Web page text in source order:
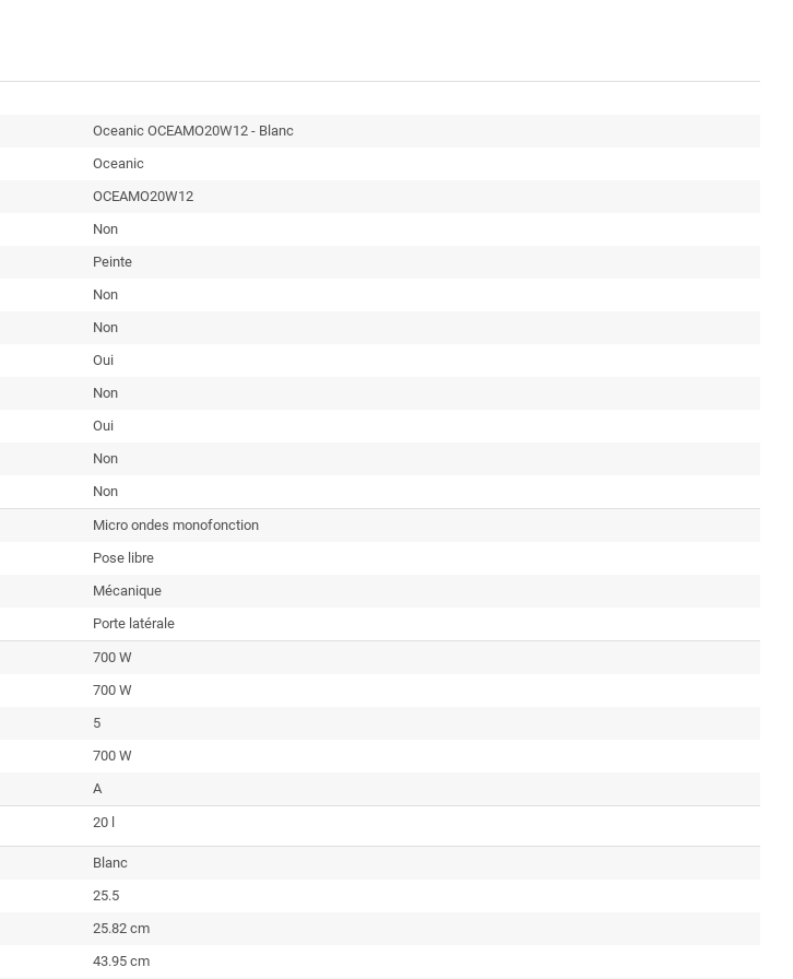
Oceanic OCEAMO20W12 - Blanc
Oceanic
OCEAMO20W12
Non
Peinte
Non
Non
Oui
Non
Oui
Non
Non
Micro ondes monofonction
Pose libre
Mécanique
Porte latérale
700 W
700 W
5
700 W
A
20 l
Blanc
25.5
25.82 cm
43.95 cm